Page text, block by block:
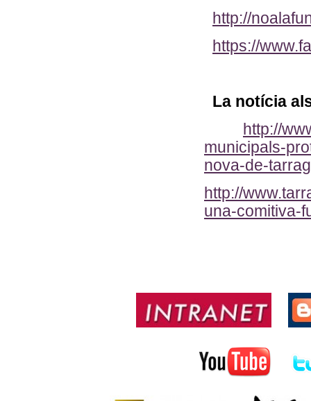
http://
https://
La notícia
http://
municipals-
nova-de-
http://
una-comitiva-